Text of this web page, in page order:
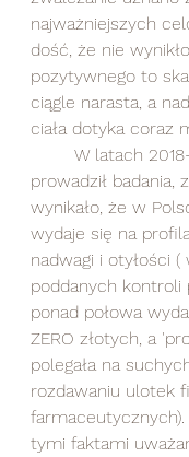
najważniejszych
dość, że nie
pozytywnego to
ciągle narasta, a
ciała dotyka coraz
prowadził badania,
wynikało, że w
wydaje się na
nadwagi i otyłości (
poddanych kontroli
ponad połowa
ZERO złotych, a
polegała na
rozdawaniu ulotek
farmaceutycznych).
tymi faktami